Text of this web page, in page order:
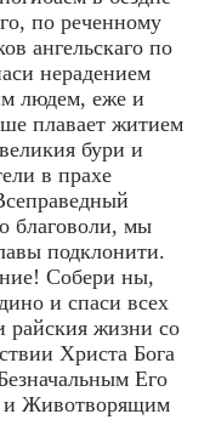
по реченному
ангельскаго по
нерадением
людем, еже и
плавает житием
бури и
в прахе
благоволи, мы
подклонити.
Собери ны,
и спаси всех
райския жизни со
Христа Бога
Его
и Животворящим